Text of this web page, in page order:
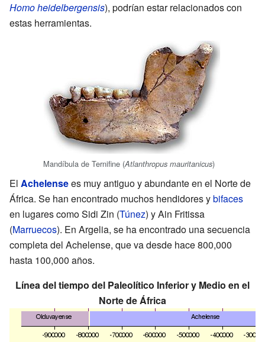
Homo heidelbergensis), podrían estar relacionados con
estas herramientas.
Mandíbula de Ternifine (Atlanthropus mauritanicus)
El Achelensees muy antiguo y abundante en el Norte de
África. Se han encontrado muchos hendidores ybifaces
en lugares como Sidi Zin (Túnez) y Ain Fritissa
(Marruecos). En Argelia, se ha encontrado una secuencia
completa del Achelense, que va desde hace 800,000
hasta 100,000 años.
Línea del tiempo del Paleolítico Inferior y Medio en el
Norte de África